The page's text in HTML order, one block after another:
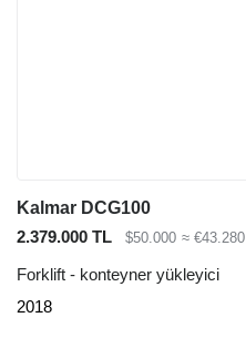
Kalmar DCG100
2.379.000 TL
$50.000 ≈ €43.280
Forklift - konteyner yükleyici
2018